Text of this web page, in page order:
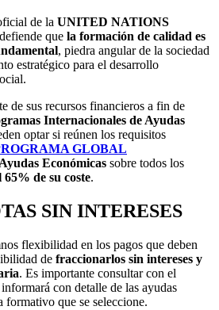
de la UNITED NATIONS
que la formación de calidad es
, piedra angular de la sociedad
estratégico para el desarrollo
de sus recursos financieros a fin de
Internacionales de Ayudas
optar si reúnen los requisitos
GLOBAL
Ayudas Económicas sobre todos los
65% de su coste.
SIN INTERESES
flexibilidad en los pagos que deben
de fraccionarlos sin intereses y
. Es importante consultar con el
con detalle de las ayudas
formativo que se seleccione.